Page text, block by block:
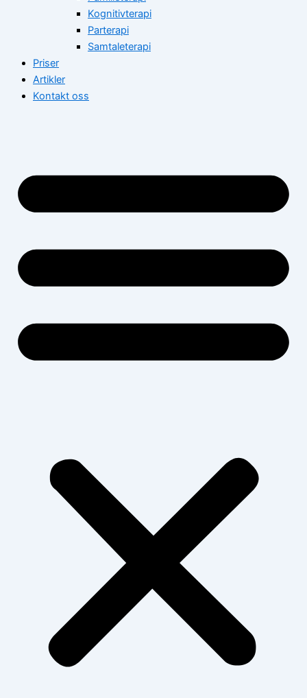
Kognitivterapi
Parterapi
Samtaleterapi
Priser
Artikler
Kontakt oss